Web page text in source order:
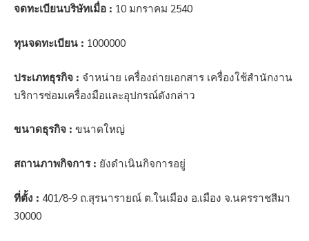
จดทะเบียนบริษัทเมื่อ : 10 มกราคม 2540
ทุนจดทะเบียน : 1000000
ประเภทธุรกิจ : จำหน่าย เครื่องถ่ายเอกสาร เครื่องใช้สำนักงาน
บริการซ่อมเครื่องมือและอุปกรณ์ดังกล่าว
ขนาดธุรกิจ : ขนาดใหญ่
สถานภาพกิจการ : ยังดำเนินกิจการอยู่
ที่ตั้ง : 401/8-9 ถ.สุรนารายณ์ ต.ในเมือง อ.เมือง จ.นครราชสีมา
30000